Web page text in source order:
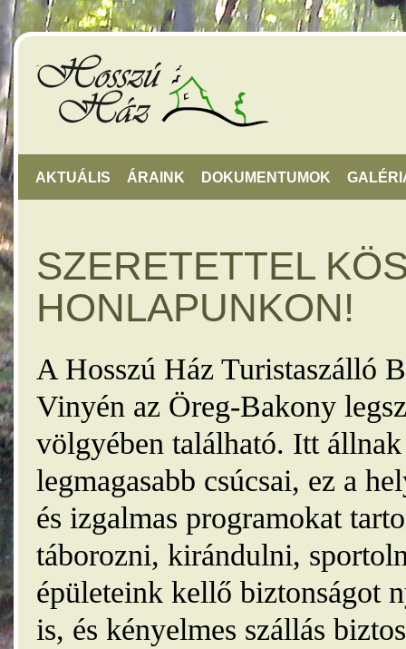
AKTUÁLIS ÁRAINK DOKUMENTUMOK
SZERETETTEL
HONLAPUNKON!
A Hosszú Ház Turistaszálló
Vinyén az Öreg-Bakony
völgyében található. Itt
legmagasabb csúcsai, ez a
és izgalmas programokat
táborozni, kirándulni,
épületeink kellő biztonságot
is, és kényelmes szállás